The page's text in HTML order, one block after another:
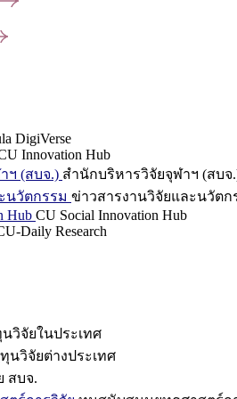
DigiVerse
Innovation Hub
ฯ (สบจ.) สำนักบริหารวิจัยจุฬาฯ (สบจ
นวัตกรรม ข่าวสารงานวิจัยและนวัตก
Hub CU Social Innovation Hub
Daily Research
วิจัยในประเทศ
ทุนวิจัยต่างประเทศ
สบจ.